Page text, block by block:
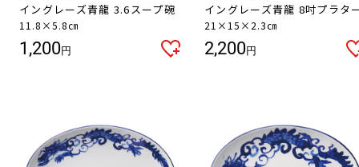
イングレーズ青龍 3.6スープ碗
11.8×5.8㎝
1,200円
イングレーズ青龍 8吋プラタ
21×15×2.3㎝
2,200円